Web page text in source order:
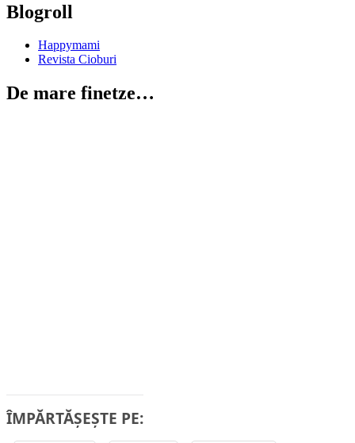
Blogroll
Happymami
Revista Cioburi
De mare finetze…
ÎMPĂRTĂȘEȘTE PE: